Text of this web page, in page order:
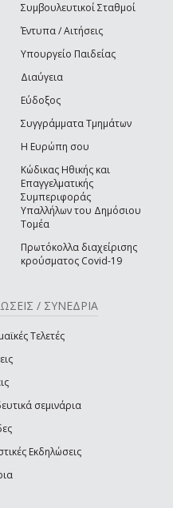
e-mail)
Συμβουλευτικοί Σταθμοί
Έντυπα / Αιτήσεις
Υπουργείο Παιδείας
Διαύγεια
Εύδοξος
Συγγράμματα Τμημάτων
Η Ευρώπη σου
Κώδικας Ηθικής και
Επαγγελματικής
Συμπεριφοράς
Υπαλλήλων του Δημόσιου
Τομέα
Πρωτόκολλα διαχείρισης
κρούσματος Covid-19
/ ΣΥΝΕΔΡΙΑ
Τελετές
σεμινάρια
Εκδηλώσεις